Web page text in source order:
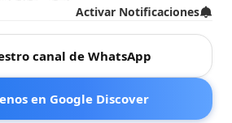
Activar Notificaciones
canal de WhatsApp
en Google Discover